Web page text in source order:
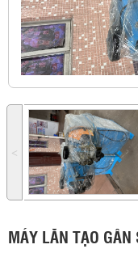
˂
MÁY LĂN TẠO GÂN